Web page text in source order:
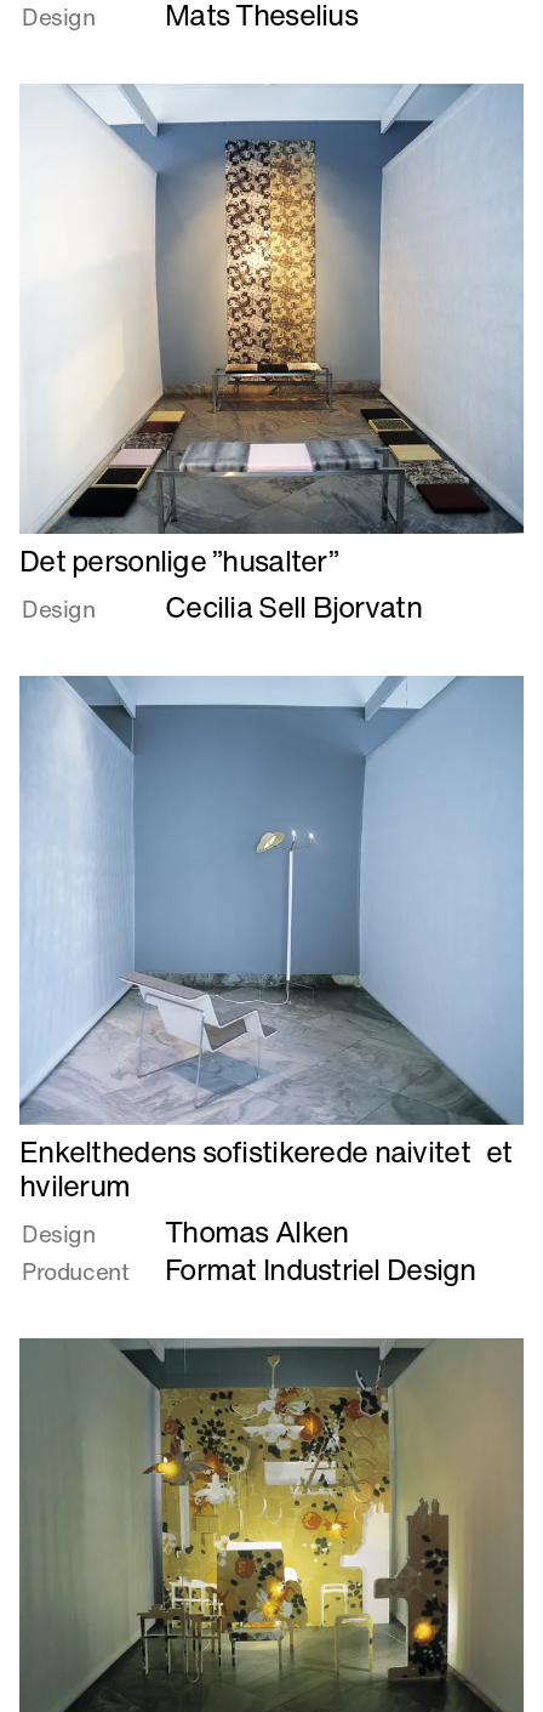
om
Design Mats Theselius
Læs
mere
om
”husalter”
Det personlige ”husalter”
Design Cecilia Sell Bjorvatn
Læs
mere
om
Enkelthedens
sofistikerede
naivitet
hvilerum
Enkelthedens sofistikerede naivitet et
hvilerum
Design Thomas Alken
Producent Format Industriel Design